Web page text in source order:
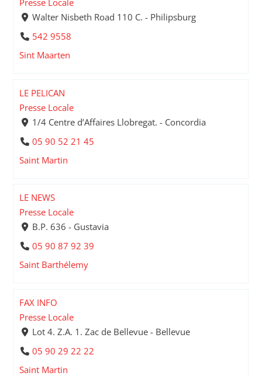
Presse Locale
Walter Nisbeth Road 110 C. - Philipsburg
542 9558
Sint Maarten
LE PELICAN
Presse Locale
1/4 Centre d’Affaires Llobregat. - Concordia
05 90 52 21 45
Saint Martin
LE NEWS
Presse Locale
B.P. 636 - Gustavia
05 90 87 92 39
Saint Barthélemy
FAX INFO
Presse Locale
Lot 4. Z.A. 1. Zac de Bellevue - Bellevue
05 90 29 22 22
Saint Martin